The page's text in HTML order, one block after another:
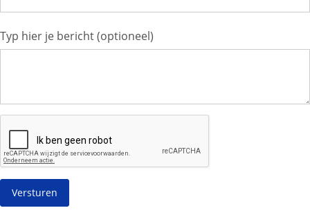
Typ hier je bericht (optioneel)